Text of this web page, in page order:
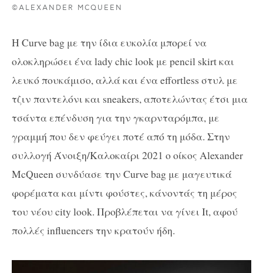
©ALEXANDER MCQUEEN
H Curve bag με την ίδια ευκολία μπορεί να
ολοκληρώσει ένα lady chic look με pencil skirt και
λευκό πουκάμισο, αλλά και ένα effortless στυλ με
τζιν παντελόνι και sneakers, αποτελώντας έτσι μια
τσάντα επένδυση για την γκαρνταρόμπα, με
γραμμή που δεν φεύγει ποτέ από τη μόδα. Στην
συλλογή Άνοιξη/Καλοκαίρι 2021 ο οίκος Alexander
McQueen συνδύασε την Curve bag με μαγευτικά
φορέματα και μίντι φούστες, κάνοντάς τη μέρος
του νέου city look. Προβλέπεται να γίνει It, αφού
πολλές influencers την κρατούν ήδη.